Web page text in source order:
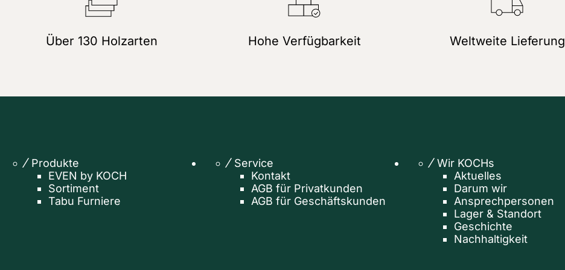
Über 130 Holzarten Hohe Verfügbarkeit Weltweite Lieferung
Produkte
EVEN by KOCH
Sortiment
Tabu Furniere
Service
Kontakt
AGB für Privatkunden
AGB für Geschäftskunden
Wir KOCHs
Aktuelles
Darum wir
Ansprechpersonen
Lager & Standort
Geschichte
Nachhaltigkeit